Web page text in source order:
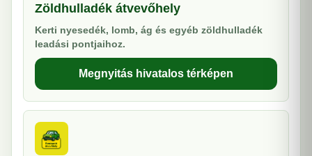
Zöldhulladék átvevőhely
Kerti nyesedék, lomb, ág és egyéb zöldhulladék
leadási pontjaihoz.
Megnyitás hivatalos térképen